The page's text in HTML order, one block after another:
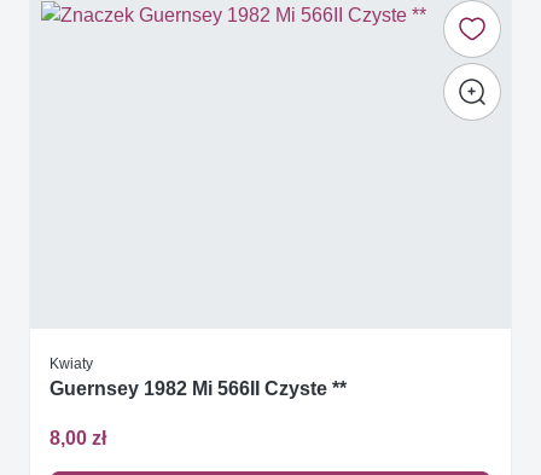
Kwiaty
Guernsey 1982 Mi 566II Czyste **
8,00 zł